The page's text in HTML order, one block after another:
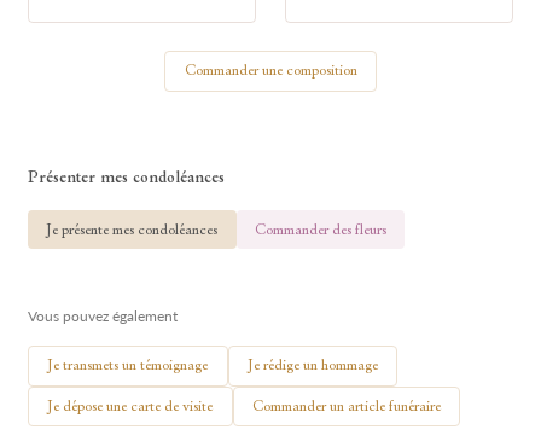
Commander une composition
Présenter mes condoléances
Je présente mes condoléances Commander des fleurs
Vous pouvez également
Je transmets un témoignage Je rédige un hommage
Je dépose une carte de visite Commander un article funéraire